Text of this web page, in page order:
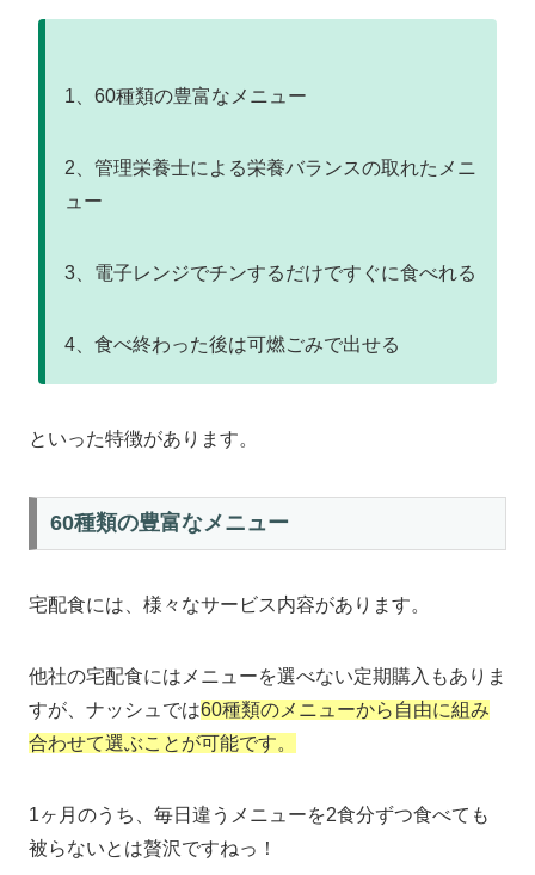
1、60種類の豊富なメニュー
2、管理栄養士による栄養バランスの取れたメニ
ュー
3、電子レンジでチンするだけですぐに食べれる
4、食べ終わった後は可燃ごみで出せる
といった特徴があります。
60種類の豊富なメニュー
宅配食には、様々なサービス内容があります。
他社の宅配食にはメニューを選べない定期購入もありま
すが、ナッシュでは60種類のメニューから自由に組み
合わせて選ぶことが可能です。
1ヶ月のうち、毎日違うメニューを2食分ずつ食べても
被らないとは贅沢ですねっ！